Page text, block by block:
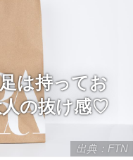
出典：FTN
は持ってお
人の抜け感♡